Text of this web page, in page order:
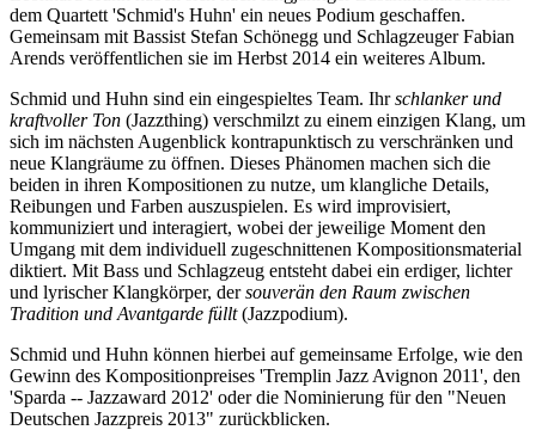
dem Quartett 'Schmid's Huhn' ein neues Podium geschaffen.
Gemeinsam mit Bassist Stefan Schönegg und Schlagzeuger Fabian
Arends veröffentlichen sie im Herbst 2014 ein weiteres Album.
Schmid und Huhn sind ein eingespieltes Team. Ihrschlanker und
kraftvoller Ton (Jazzthing) verschmilzt zu einem einzigen Klang, um
sich im nächsten Augenblick kontrapunktisch zu verschränken und
neue Klangräume zu öffnen. Dieses Phänomen machen sich die
beiden in ihren Kompositionen zu nutze, um klangliche Details,
Reibungen und Farben auszuspielen. Es wird improvisiert,
kommuniziert und interagiert, wobei der jeweilige Moment den
Umgang mit dem individuell zugeschnittenen Kompositionsmaterial
diktiert. Mit Bass und Schlagzeug entsteht dabei ein erdiger, lichter
und lyrischer Klangkörper, dersouverän den Raum zwischen
Tradition und Avantgarde füllt(Jazzpodium).
Schmid und Huhn können hierbei auf gemeinsame Erfolge, wie den
Gewinn des Kompositionpreises 'Tremplin Jazz Avignon 2011', den
'Sparda -­‐ Jazzaward 2012' oder die Nominierung für den "Neuen
Deutschen Jazzpreis 2013" zurückblicken.